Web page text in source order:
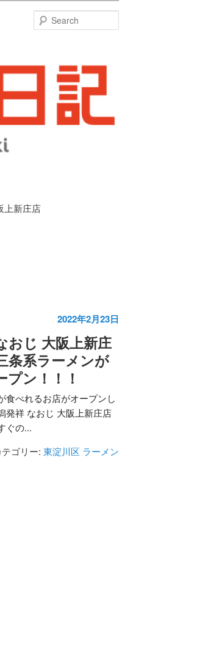
上新庄店
2022年2月23日
おじ 大阪上新庄
条系ラーメンが
ン！！！
食べれるお店がオープンし
発祥 なおじ 大阪上新庄店
ぐの...
テゴリー: 東淀川区 ラーメン